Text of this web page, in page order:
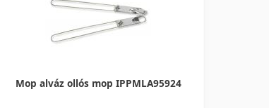
Mop alváz ollós mop IPPMLA95924